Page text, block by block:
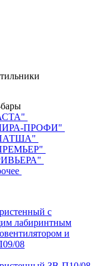
ПРОФИ"
с
лабиринтным
и
08